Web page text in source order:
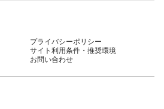
プライバシーポリシー
サイト利用条件・推奨環境
お問い合わせ